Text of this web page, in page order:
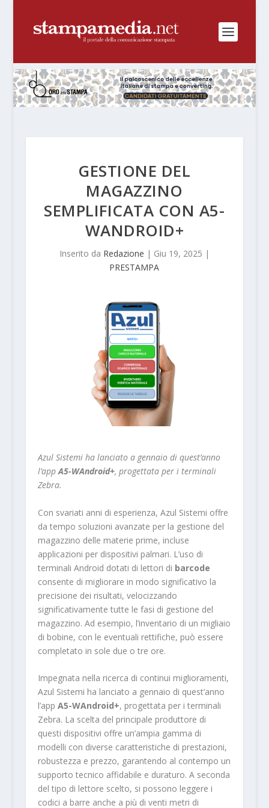
GESTIONE DEL
MAGAZZINO
SEMPLIFICATA CON A5-
WANDROID+
Inserito da Redazione | Giu 19, 2025 |
PRESTAMPA
Azul Sistemi ha lanciato a gennaio di quest’anno
l’appA5-WAndroid+, progettata per i terminali
Zebra.
Con svariati anni di esperienza, Azul Sistemi offre
da tempo soluzioni avanzate per la gestione del
magazzino delle materie prime, incluse
applicazioni per dispositivi palmari. L’uso di
terminali Android dotati di lettori di barcode
consente di migliorare in modo significativo la
precisione dei risultati, velocizzando
significativamente tutte le fasi di gestione del
magazzino. Ad esempio, l’inventario di un migliaio
di bobine, con le eventuali rettifiche, può essere
completato in sole due o tre ore.
Impegnata nella ricerca di continui miglioramenti,
Azul Sistemi ha lanciato a gennaio di quest’anno
l’app A5-WAndroid+, progettata per i terminali
Zebra. La scelta del principale produttore di
questi dispositivi offre un’ampia gamma di
modelli con diverse caratteristiche di prestazioni,
robustezza e prezzo, garantendo al contempo un
supporto tecnico affidabile e duraturo. A seconda
del tipo di lettore scelto, si possono leggere i
codici a barre anche a più di venti metri di